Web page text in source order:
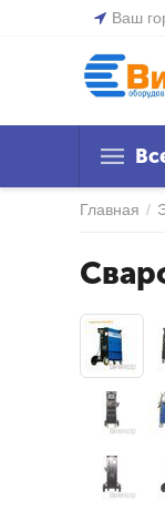
Ваш
Главная /